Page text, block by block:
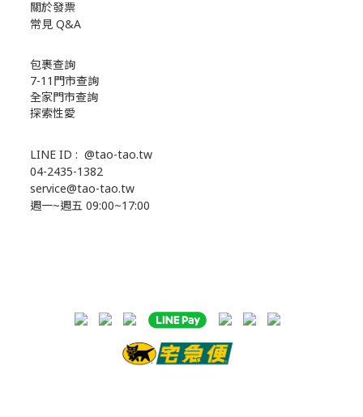
關於發票
常見 Q&A
包裹查詢
7-11門市查詢
全家門市查詢
探索性愛
LINE ID : @tao-tao.tw
04-2435-1382
service@tao-tao.tw
週一~週五 09:00~17:00